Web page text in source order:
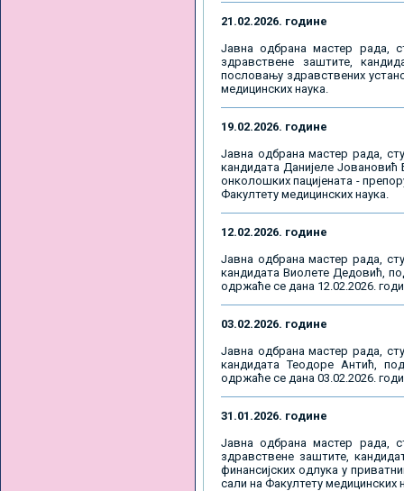
21.02.2026. године
Јавна одбрана мастер рада,
здравствене заштите,
пословању здравствених
медицинских наука.
19.02.2026. године
Јавна одбрана мастер рада,
кандидата Данијеле Јовановић
онколошких пацијената -
Факултету медицинских наука.
12.02.2026. године
Јавна одбрана мастер рада,
кандидата Виолете Дедовић,
одржаће се дана 12.02.2026.
03.02.2026. године
Јавна одбрана мастер рада,
кандидата Теодоре Антић,
одржаће се дана 03.02.2026.
31.01.2026. године
Јавна одбрана мастер рада,
здравствене заштите,
финансијских одлука у
сали на Факултету медицинских